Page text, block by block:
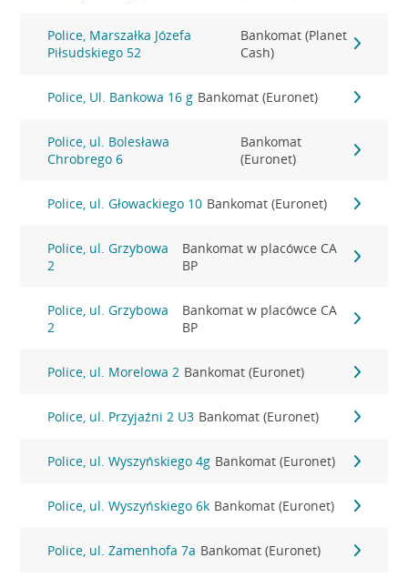
Police, Marszałka Józefa
Piłsudskiego 52
Bankomat (Planet
Cash)
Police, Ul. Bankowa 16 g Bankomat (Euronet)
Police, ul. Bolesława
Chrobrego 6
Bankomat
(Euronet)
Police, ul. Głowackiego 10 Bankomat (Euronet)
Police, ul. Grzybowa
2
Bankomat w placówce CA
BP
Police, ul. Grzybowa
2
Bankomat w placówce CA
BP
Police, ul. Morelowa 2 Bankomat (Euronet)
Police, ul. Przyjaźni 2 U3 Bankomat (Euronet)
Police, ul. Wyszyńskiego 4g Bankomat (Euronet)
Police, ul. Wyszyńskiego 6k Bankomat (Euronet)
Police, ul. Zamenhofa 7a Bankomat (Euronet)